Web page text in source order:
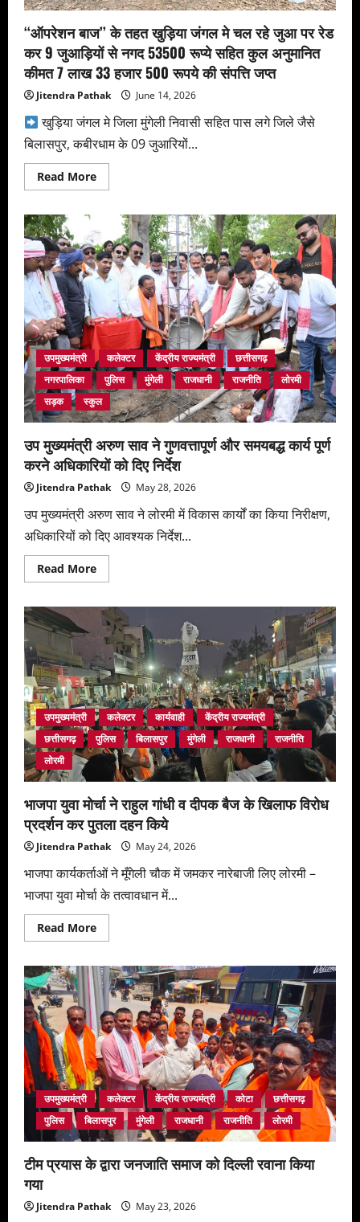
‘‘ऑपरेशन बाज’’ के तहत खुड़िया जंगल मे चल रहे जुआ पर रेड
कर 9 जुआड़ियों से नगद 53500 रूप्ये सहित कुल अनुमानित
कीमत 7 लाख 33 हजार 500 रूपये की संपत्ति जप्त
Jitendra Pathak June 14, 2026
खुड़िया जंगल मे जिला मुंगेली निवासी सहित पास लगे जिले जैसे
बिलासपुर, कबीरधाम के 09 जुआरियों...
Read MoreRead
more
के
तहत
खुड़िया
जंगल
मे
चल
जुआ
पर
रेड
कर
जुआड़ियों
से
नगद
53500
रूप्ये
सहित
अनुमानित
कीमत
7
33
500
की
संपत्ति
जप्त
उपमुख्यमंत्री कलेक्टर केंद्रीय राज्यमंत्री
छत्तीसगढ़
नगरपालिका
पुलिस मुंगेली राजधानी राजनीति
लोरमी
सड़क
स्कुल
उप मुख्यमंत्री अरुण साव ने गुणवत्तापूर्ण और समयबद्ध कार्य पूर्ण
करने अधिकारियों को दिए निर्देश
Jitendra Pathak May 28, 2026
उप मुख्यमंत्री अरुण साव ने लोरमी में विकास कार्यों का किया निरीक्षण,
अधिकारियों को दिए आवश्यक निर्देश...
Read MoreRead
more
मुख्यमंत्री
अरुण
साव
गुणवत्तापूर्ण
और
समयबद्ध
कार्य
पूर्ण
करने
अधिकारियों
को
दिए
निर्देश
उपमुख्यमंत्री कलेक्टर कार्यवाही
केंद्रीय राज्यमंत्री
छत्तीसगढ़
पुलिस बिलासपुर मुंगेली राजधानी
राजनीति
लोरमी
भाजपा युवा मोर्चा ने राहुल गांधी व दीपक बैज के खिलाफ विरोध
प्रदर्शन कर पुतला दहन किये
Jitendra Pathak May 24, 2026
भाजपा कार्यकर्ताओं ने मूँगेली चौक में जमकर नारेबाजी लिए लोरमी –
भाजपा युवा मोर्चा के तत्वावधान में...
Read MoreRead
more
युवा
मोर्चा
राहुल
गांधी
व
दीपक
बैज
के
खिलाफ
विरोध
प्रदर्शन
कर
पुतला
दहन
किये
उपमुख्यमंत्री कलेक्टर केंद्रीय राज्यमंत्री कोटा
छत्तीसगढ़
पुलिस
बिलासपुर मुंगेली राजधानी राजनीति लोरमी
टीम प्रयास के द्वारा जनजाति समाज को दिल्ली रवाना किया
गया
Jitendra Pathak May 23, 2026